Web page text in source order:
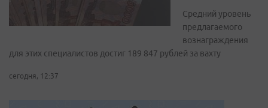
Средний уровень
предлагаемого
вознаграждения
для этих специалистов достиг 189 847 рублей за вахту
сегодня, 12:37